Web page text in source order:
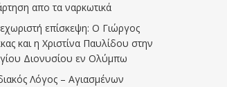
απο τα ναρκωτικά
επίσκεψη: Ο Γιώργος
και η Χριστίνα Παυλίδου στην
Διονυσίου εν Ολύμπω
Λόγος – Αγιασμένων